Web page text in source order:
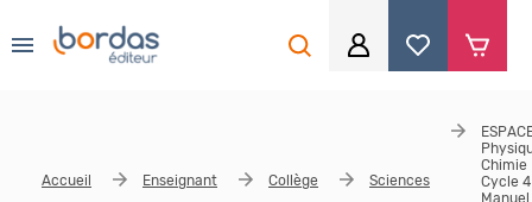
Accueil Enseignant Collège Sciences
Chimie
Cycle